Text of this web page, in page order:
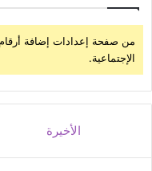
من صفحة إعدادات إضافة
الإجتماعية.
الأخيرة